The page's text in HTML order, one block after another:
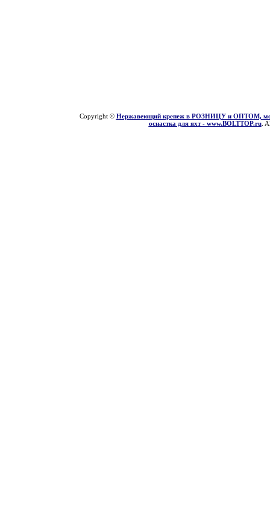
Copyright © Нержавеющий крепеж в РОЗНИЦУ и ОПТОМ,
оснастка для яхт - www.BOLTTOP.ru.